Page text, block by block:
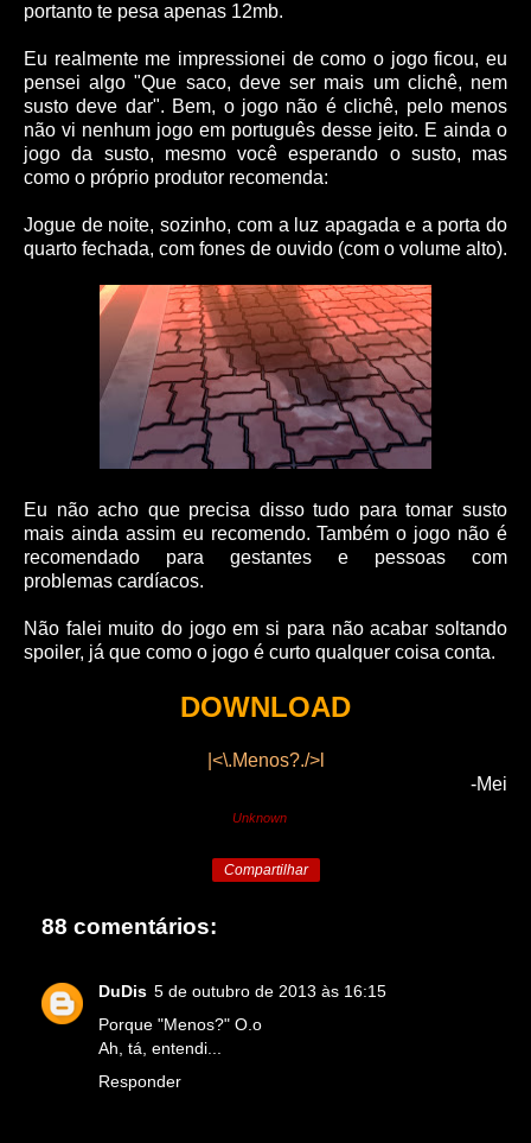
portanto te pesa apenas 12mb.
Eu realmente me impressionei de como o jogo ficou, eu
pensei algo "Que saco, deve ser mais um clichê, nem
susto deve dar". Bem, o jogo não é clichê, pelo menos
não vi nenhum jogo em português desse jeito. E ainda o
jogo da susto, mesmo você esperando o susto, mas
como o próprio produtor recomenda:
Jogue de noite, sozinho, com a luz apagada e a porta do
quarto fechada, com fones de ouvido (com o volume alto).
Eu não acho que precisa disso tudo para tomar susto
mais ainda assim eu recomendo. Também o jogo não é
recomendado para gestantes e pessoas com
problemas cardíacos.
Não falei muito do jogo em si para não acabar soltando
spoiler, já que como o jogo é curto qualquer coisa conta.
DOWNLOAD
|<\.Menos?./>l
-Mei
Unknown
Compartilhar
88 comentários:
DuDis 5 de outubro de 2013 às 16:15
Porque "Menos?" O.o
Ah, tá, entendi...
Responder